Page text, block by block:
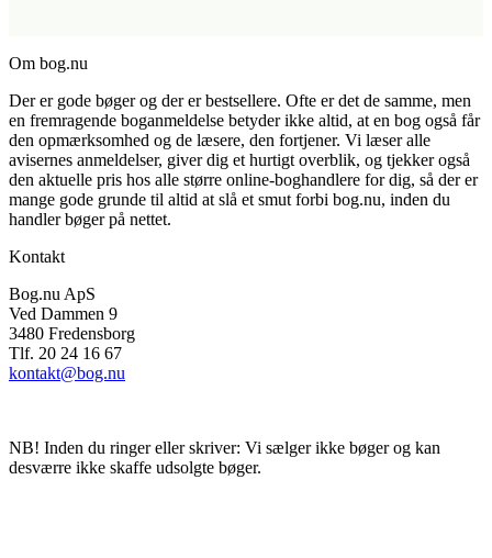
Om bog.nu
Der er gode bøger og der er bestsellere. Ofte er det de samme, men
en fremragende boganmeldelse betyder ikke altid, at en bog også får
den opmærksomhed og de læsere, den fortjener. Vi læser alle
avisernes anmeldelser, giver dig et hurtigt overblik, og tjekker også
den aktuelle pris hos alle større online-boghandlere for dig, så der er
mange gode grunde til altid at slå et smut forbi bog.nu, inden du
handler bøger på nettet.
Kontakt
Bog.nu ApS
Ved Dammen 9
3480 Fredensborg
Tlf. 20 24 16 67
kontakt@bog.nu
NB! Inden du ringer eller skriver: Vi sælger ikke bøger og kan
desværre ikke skaffe udsolgte bøger.